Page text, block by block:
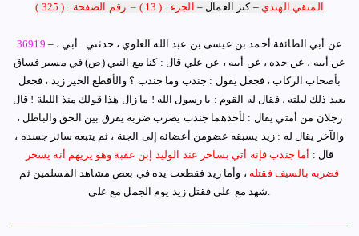
المتقي الهندي –كنز العمال – الجزء : ( 13 ) – رقم الصفحة : ( 325 )
36919 – عن أبي الطائفة أحمد بن عيسى بن عبد الله العلوي ، حدثني : أبي ،
عن أبيه ، عن جده ، عن أبيه ، عن علي قال : كنا مع النبي (ص) في مسير فساق
بأصحاب الركاب ، فجعل يقول : جندب وما جندب ؟ والأقطع الخير زيد ، فجعل
يعيد ذلك ليلته ، فقال له القوم : يا رسول الله ! ما زال هذا قولك منذ الليلة ! قال
رجلان من أمتي يقال : لأحدهما جندب يضرب ضربة يفرق بين الحق والباطل ،
والآخر يقال له : زيد يسبقه عضومن أعضائه إلى الجنة ، ثم يتبعه سائر جسده ،
قال : أما جندب فإنه أتي بساحر عند الوليد إبن عقبة وهو يريهم أنه يسحر
فضربه بالسيف فقتله ، وأما زيد فقطعت يده في بعض مشاهد المسلمين ثم
شهد مع علي فقتل زيد يوم الجمل مع علي.